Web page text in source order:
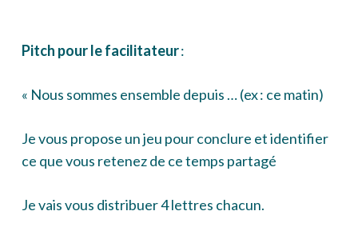
Pitch pour le facilitateur:
« Nous sommes ensemble depuis … (ex : ce matin)
Je vous propose un jeu pour conclure et identifier
ce que vous retenez de ce temps partagé
Je vais vous distribuer 4 lettres chacun.